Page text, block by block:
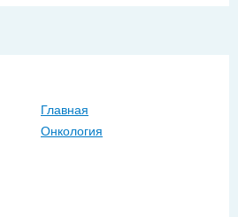
Главная
Онкология